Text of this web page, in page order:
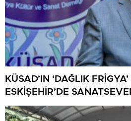
KÜSAD’IN ‘DAĞLIK FRİGYA’
ESKİŞEHİR’DE
BULUŞUYOR